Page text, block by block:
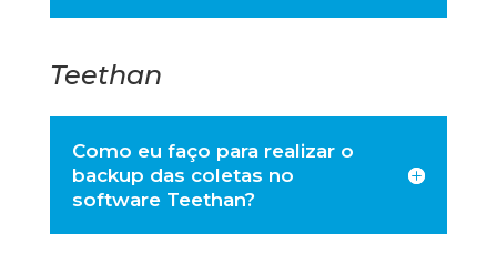
Teethan
Como eu faço para realizar o
backup das coletas no
software Teethan?